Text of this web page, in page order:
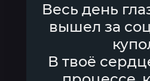
Весь день
вышел за
В твоё